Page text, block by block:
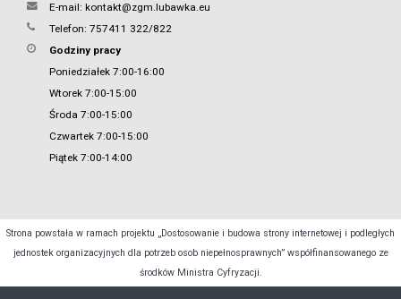
E-mail: kontakt@zgm.lubawka.eu
Telefon: 757411 322/822
Godziny pracy
Poniedziałek 7:00-16:00
Wtorek 7:00-15:00
Środa 7:00-15:00
Czwartek 7:00-15:00
Piątek 7:00-14:00
Strona powstała w ramach projektu „Dostosowanie i budowa strony internetowej i podległych
jednostek organizacyjnych dla potrzeb osob niepełnosprawnych” współfinansowanego ze
środków Ministra Cyfryzacji.